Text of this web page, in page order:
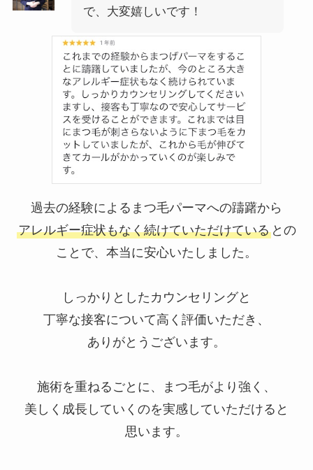
で、大変嬉しいです！
過去の経験によるまつ毛パーマへの躊躇から
アレルギー症状もなく続けていただけているとの
ことで、本当に安心いたしました。
しっかりとしたカウンセリングと
丁寧な接客について高く評価いただき、
ありがとうございます。
施術を重ねるごとに、まつ毛がより強く、
美しく成長していくのを実感していただけると
思います。